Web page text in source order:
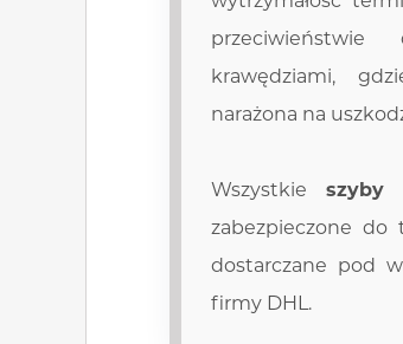
krawędziami,
narażona na
Wszystkieszyby
zabezpieczone do
dostarczane pod
firmy DHL.